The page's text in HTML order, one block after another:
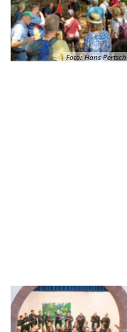
Foto: Hans Pertsch